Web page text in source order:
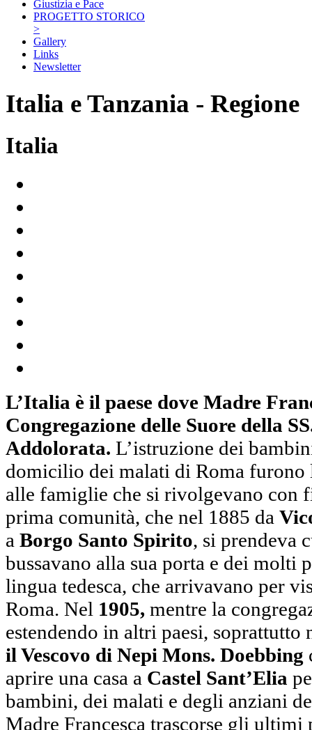
Giustizia e Pace
PROGETTO STORICO
>
Gallery
Links
Newsletter
Italia e Tanzania - Regione
Italia
L’Italia è il paese dove Madre
Congregazione delle Suore della
Addolorata. L’istruzione dei
domicilio dei malati di Roma furono
alle famiglie che si rivolgevano con
prima comunità, che nel 1885 da
a Borgo Santo Spirito, si prendeva
bussavano alla sua porta e dei molti
lingua tedesca, che arrivavano per
Roma. Nel 1905, mentre la
estendendo in altri paesi,
il Vescovo di Nepi Mons. Doebbing
aprire una casa a Castel Sant’Elia
bambini, dei malati e degli anziani
Madre Francesca trascorse gli ultimi